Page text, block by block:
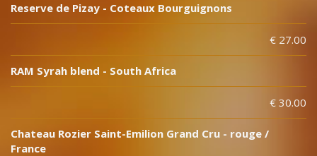
Reserve de Pizay - Coteaux Bourguignons
€ 27.00
RAM Syrah blend - South Africa
€ 30.00
Chateau Rozier Saint-Emilion Grand Cru - rouge /
France